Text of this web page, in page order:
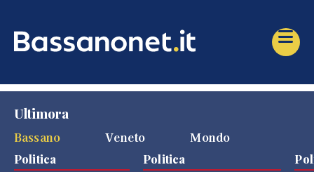
Ultimora
Bassano
Veneto Mondo
Politica Politica